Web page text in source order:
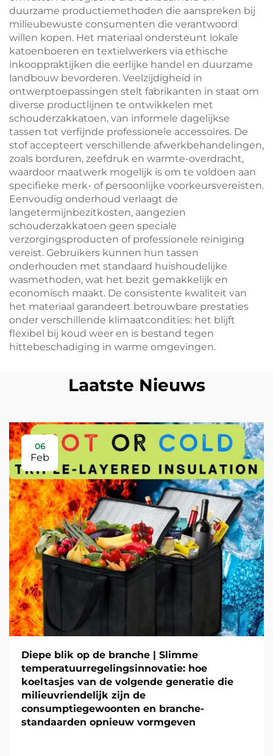
duurzame productiemethoden die aanspreken bij
milieubewuste consumenten die verantwoord
willen kopen. Het materiaal ondersteunt lokale
katoenboeren en textielwerkers via ethische
inkooppraktijken die eerlijke handel en duurzame
landbouw bevorderen. Veelzijdigheid in
ontwerptoepassingen stelt fabrikanten in staat om
diverse productlijnen te ontwikkelen met
schouderzakkatoen, van informele dagelijkse
tassen tot verfijnde professionele accessoires. De
stof accepteert verschillende afwerkbehandelingen,
zoals borduren, zeefdruk en warmte-overdracht,
waardoor maatwerk mogelijk is om te voldoen aan
specifieke merk- of persoonlijke voorkeursvereisten.
Eenvoudig onderhoud verlaagt de
langetermijnbezitkosten, aangezien
schouderzakkatoen geen speciale
verzorgingsproducten of professionele reiniging
vereist. Gebruikers kunnen hun tassen
onderhouden met standaard huishoudelijke
wasmethoden, wat het bezit gemakkelijk en
economisch maakt. De consistente kwaliteit van
het materiaal garandeert betrouwbare prestaties
onder verschillende klimaatcondities: het blijft
flexibel bij koud weer en is bestand tegen
hittebeschadiging in warme omgevingen.
Laatste Nieuws
06
Feb
Diepe blik op de branche | Slimme
temperatuurregelingsinnovatie: hoe
koeltasjes van de volgende generatie die
milieuvriendelijk zijn de
consumptiegewoonten en branche-
standaarden opnieuw vormgeven